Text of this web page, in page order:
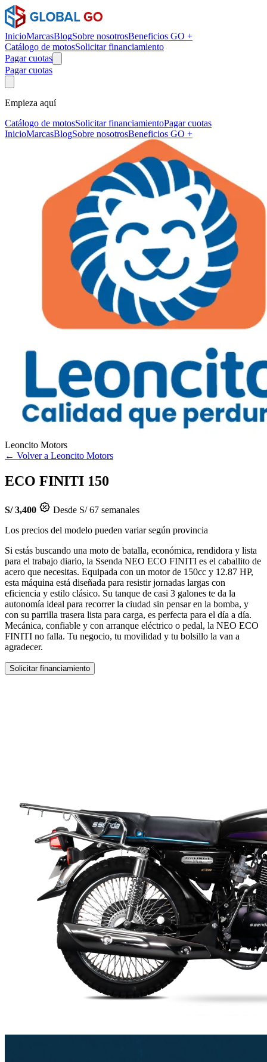
InicioMarcasBlogSobre nosotrosBeneficios GO +
Catálogo de motosSolicitar financiamiento
Pagar cuotas
Pagar cuotas
Empieza aquí
Catálogo de motosSolicitar financiamientoPagar cuotas
InicioMarcasBlogSobre nosotrosBeneficios GO +
Leoncito Motors
← Volver a Leoncito Motors
ECO FINITI 150
S/ 3,400
Desde S/ 67 semanales
Los precios del modelo pueden variar según provincia
Si estás buscando una moto de batalla, económica, rendidora y lista
para el trabajo diario, la Ssenda NEO ECO FINITI es el caballito de
acero que necesitas. Equipada con un motor de 150cc y 12.87 HP,
esta máquina está diseñada para resistir jornadas largas con
eficiencia y estilo clásico. Su tanque de casi 3 galones te da la
autonomía ideal para recorrer la ciudad sin pensar en la bomba, y
con su parrilla trasera lista para carga, es perfecta para el día a día.
Mecánica, confiable y con arranque eléctrico o pedal, la NEO ECO
FINITI no falla. Tu negocio, tu movilidad y tu bolsillo la van a
agradecer.
Solicitar financiamiento